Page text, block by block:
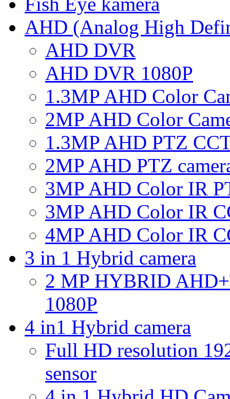
AHD (Analog High
AHD DVR
AHD DVR 1080P
1.3MP AHD Color
2MP AHD Color
1.3MP AHD PTZ
2MP AHD PTZ
3MP AHD Color IR
3MP AHD Color IR
4MP AHD Color IR
3 in 1 Hybrid camera
2 MP HYBRID
1080P
4 in1 Hybrid camera
Full HD resolution
sensor